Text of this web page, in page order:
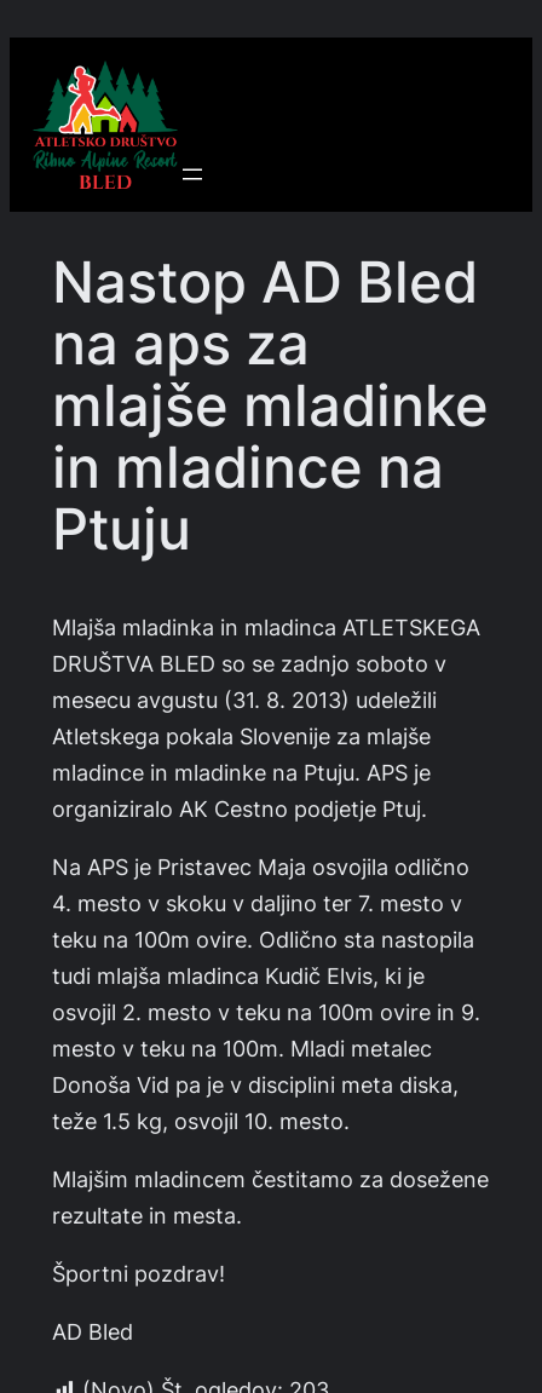
vsebino
Nastop AD Bled
na aps za
mlajše mladinke
in mladince na
Ptuju
Mlajša mladinka in mladinca ATLETSKEGA
DRUŠTVA BLED so se zadnjo soboto v
mesecu avgustu (31. 8. 2013) udeležili
Atletskega pokala Slovenije za mlajše
mladince in mladinke na Ptuju. APS je
organiziralo AK Cestno podjetje Ptuj.
Na APS je Pristavec Maja osvojila odlično
4. mesto v skoku v daljino ter 7. mesto v
teku na 100m ovire. Odlično sta nastopila
tudi mlajša mladinca Kudič Elvis, ki je
osvojil 2. mesto v teku na 100m ovire in 9.
mesto v teku na 100m. Mladi metalec
Donoša Vid pa je v disciplini meta diska,
teže 1.5 kg, osvojil 10. mesto.
Mlajšim mladincem čestitamo za dosežene
rezultate in mesta.
Športni pozdrav!
AD Bled